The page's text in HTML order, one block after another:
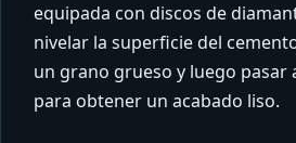
equipada con discos de
nivelar la superficie del
un grano grueso y luego pasar
para obtener un acabado liso.